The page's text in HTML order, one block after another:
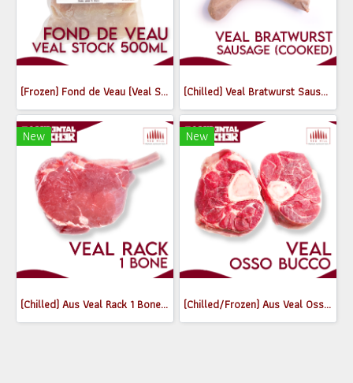
(Frozen) Fond de Veau (Veal Stock) 500g (Chilled) Veal Bratwurst Sausages (Cooked) (180-200g)
New
(Chilled) Aus Veal Rack 1 Bone (300-350 g.)
New
(Chilled/Frozen) Aus Veal Osso Buco (470-500g)